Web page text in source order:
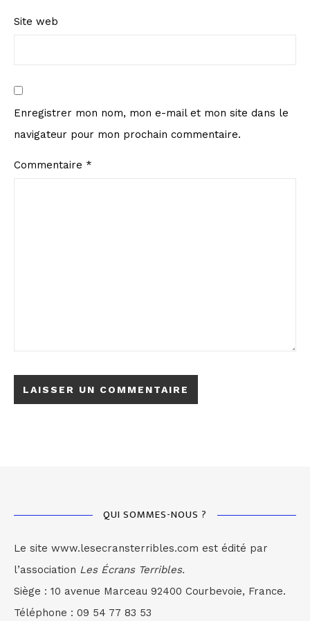
Site web
Enregistrer mon nom, mon e-mail et mon site dans le
navigateur pour mon prochain commentaire.
Commentaire *
QUI SOMMES-NOUS ?
Le site www.lesecransterribles.com est édité par
l’association Les Écrans Terribles.
Siège : 10 avenue Marceau 92400 Courbevoie, France.
Téléphone : 09 54 77 83 53